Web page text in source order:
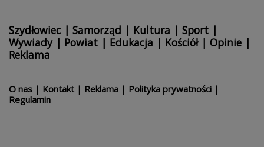
Szydłowiec | Samorząd | Kultura | Sport |
Wywiady| Powiat | Edukacja | Kościół| Opinie |
Reklama
O nas | Kontakt | Reklama | Polityka prywatności |
Regulamin